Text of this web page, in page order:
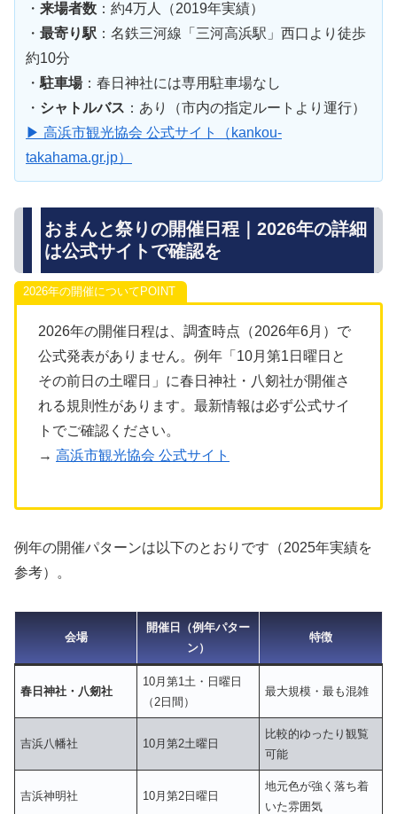
・ 来場者数 ：約4万人（2019年実績）
・ 最寄り駅 ：名鉄三河線「三河高浜駅」西口より徒歩
約10分
・ 駐車場：春日神社には専用駐車場なし
・ シャトルバス ：あり（市内の指定ルートより運行）
▶ 高浜市観光協会 公式サイト（kankou-
takahama.gr.jp）
おまんと祭りの開催日程｜2026年の詳細
は公式サイトで確認を
2026年の開催について
2026年の開催日程は、調査時点（2026年6月）で
公式発表がありません。例年「10月第1日曜日と
その前日の土曜日」に春日神社・八剱社が開催さ
れる規則性があります。最新情報は必ず公式サイ
トでご確認ください。
→ 高浜市観光協会 公式サイト
例年の開催パターンは以下のとおりです（2025年実績を
参考）。
会場
開催日（例年パター
ン）
特徴
春日神社・八剱社
10月第1土・日曜日
（2日間）
最大規模・最も混雑
吉浜八幡社 10月第2土曜日
比較的ゆったり観覧
可能
吉浜神明社 10月第2日曜日
地元色が強く落ち着
いた雰囲気